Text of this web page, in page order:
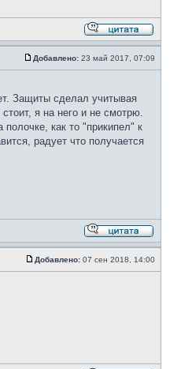
Добавлено: 23 май 2017, 07:09
Защиты сделал учитывая
я на него и не смотрю.
как то "прикипел" к
радует что получается
Добавлено: 07 сен 2018, 14:00